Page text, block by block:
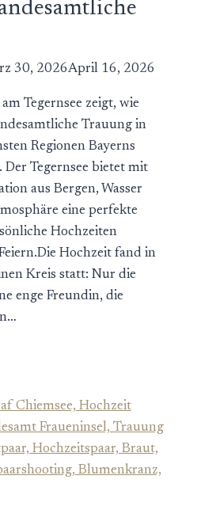
30, 2026April 16, 2026
Tegernsee zeigt, wie
Trauung in
Regionen Bayerns
Der Tegernsee bietet mit
aus Bergen, Wasser
eine perfekte
Hochzeiten
Hochzeit fand in
Kreis statt: Nur die
enge Freundin, die